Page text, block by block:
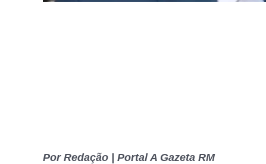
Por Redação | Portal A Gazeta RM